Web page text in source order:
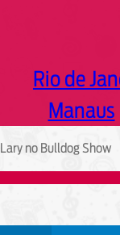
Rio de
Manaus
Lary no Bulldog Show